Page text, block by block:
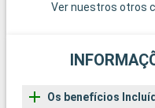
Ver nuestros otros
Os benefícios